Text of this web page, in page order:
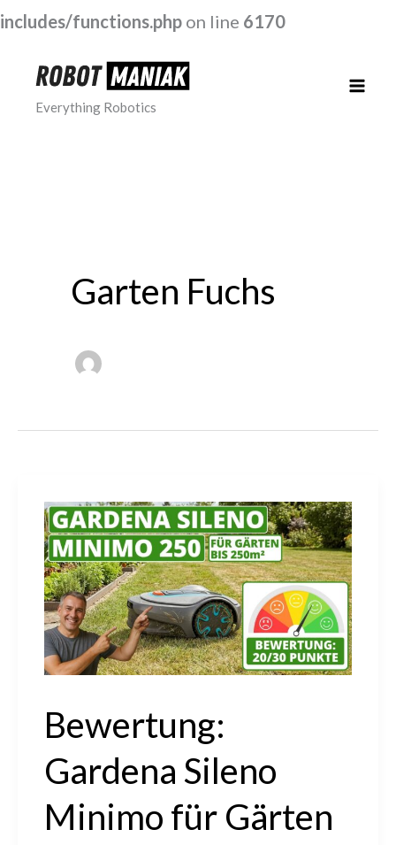
includes/functions.php on line 6170
content
Everything Robotics
Garten Fuchs
Bewertung:
Gardena Sileno
Minimo für Gärten